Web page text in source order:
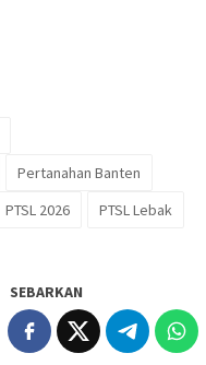
Pertanahan Banten
PTSL 2026
PTSL Lebak
SEBARKAN